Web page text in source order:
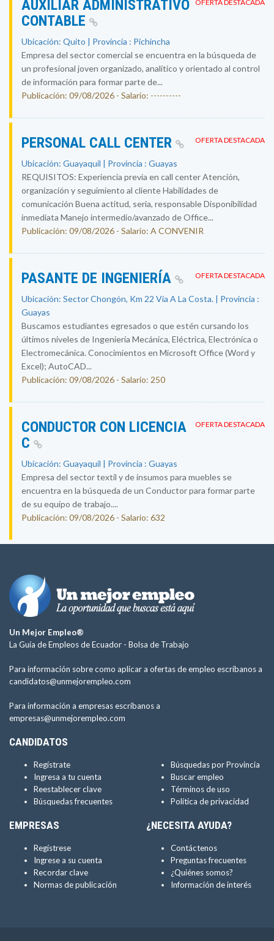
OFERTA DESTACADA
AUXILIAR ADMINISTRATIVO
CONTABLE
Ubicación: Quito | Provincia : Pichincha
Empresa del sector comercial se encuentra en la búsqueda de
un profesional joven organizado, analítico y orientado al control
de información para formar parte de...
Publicación: 09/08/2026 - Salario: ----------
OFERTA DESTACADA
PERSONAL CALL CENTER
Ubicación: Guayaquil | Provincia : Guayas
REQUISITOS: Experiencia previa en call center Atención,
organización y seguimiento al cliente Habilidades de
comunicación Buena actitud, seria, responsable Disponibilidad
inmediata Manejo intermedio/avanzado de Office...
Publicación: 09/08/2026 - Salario: A CONVENIR
OFERTA DESTACADA
PASANTE DE INGENIERÍA
Ubicación: Sector Chongón, Km 22 Vía A La Costa. | Provincia :
Guayas
Buscamos estudiantes egresados o que estén cursando los
últimos niveles de Ingeniería Mecánica, Eléctrica, Electrónica o
Electromecánica. Conocimientos en Microsoft Office (Word y
Excel); AutoCAD...
Publicación: 09/08/2026 - Salario: 250
OFERTA DESTACADA
CONDUCTOR CON LICENCIA
C
Ubicación: Guayaquil | Provincia : Guayas
Empresa del sector textil y de insumos para muebles se
encuentra en la búsqueda de un Conductor para formar parte
de su equipo de trabajo....
Publicación: 09/08/2026 - Salario: 632
Un Mejor Empleo®
La Guía de Empleos de Ecuador - Bolsa de Trabajo
Para información sobre como aplicar a ofertas de empleo escríbanos a
candidatos@unmejorempleo.com
Para información a empresas escríbanos a
empresas@unmejorempleo.com
CANDIDATOS
Regístrate
Ingresa a tu cuenta
Reestablecer clave
Búsquedas frecuentes
Búsquedas por Provincia
Buscar empleo
Términos de uso
Política de privacidad
EMPRESAS
Regístrese
Ingrese a su cuenta
Recordar clave
Normas de publicación
¿NECESITA AYUDA?
Contáctenos
Preguntas frecuentes
¿Quiénes somos?
Información de interés